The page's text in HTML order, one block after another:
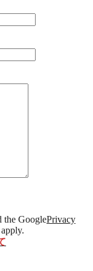
the GooglePrivacy
apply.